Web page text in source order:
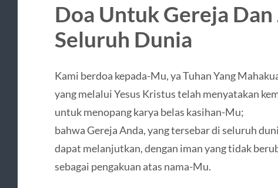
Doa Untuk Gereja Dan
Seluruh Dunia
Kami berdoa kepada-Mu, ya Tuhan Yang
yang melalui Yesus Kristus telah menyatakan
untuk menopang karya belas kasihan-Mu;
bahwa Gereja Anda, yang tersebar di seluruh
dapat melanjutkan, dengan iman yang tidak
sebagai pengakuan atas nama-Mu.